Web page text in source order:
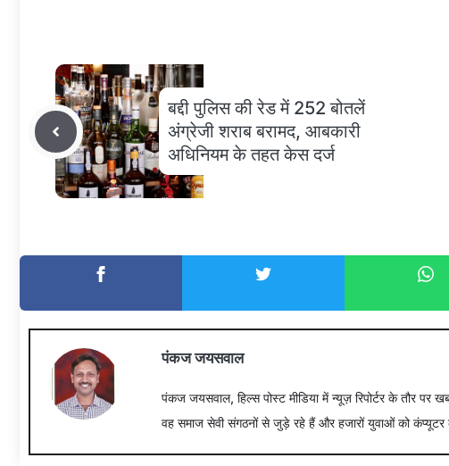
बद्दी पुलिस की रेड में 252 बोतलें
अंग्रेजी शराब बरामद, आबकारी
अधिनियम के तहत केस दर्ज
पंकज जयसवाल
पंकज जयसवाल, हिल्स पोस्ट मीडिया में न्यूज़ रिपोर्टर के तौर
वह समाज सेवी संगठनों से जुड़े रहे हैं और हजारों युवाओं को कंप्यूटर